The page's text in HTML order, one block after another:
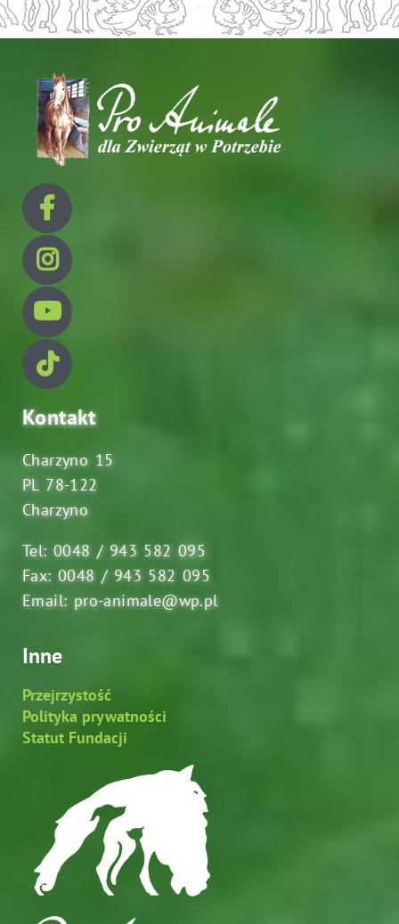
Kontakt
Charzyno 15
PL 78-122
Charzyno
Tel: 0048 / 943 582 095
Fax: 0048 / 943 582 095
Email: pro-animale@wp.pl
Inne
Przejrzystość
Polityka prywatności
Statut Fundacji